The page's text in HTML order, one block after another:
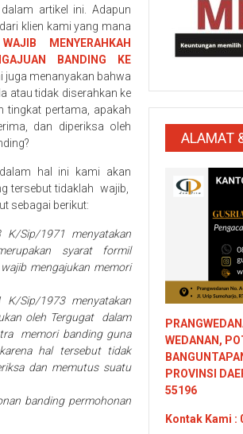
artikel ini. Adapun
klien kami yang mana
MENYERAHKAH
BANDING KE
juga menanyakan bahwa
atau tidak diserahkan ke
tingkat pertama, apakah
dan diperiksa oleh
hal ini kami akan
tersebut tidaklah wajib,
sebagai berikut:
Sip/1971 menyatakan
syarat formil
mengajukan memori
K/Sip/1973 menyatakan
oleh Tergugat dalam
memori banding guna
hal tersebut tidak
dan memutus suatu
banding permohonan
ALAMAT
WEDANAN,
PROVINSI
55196
Kontak Kami :